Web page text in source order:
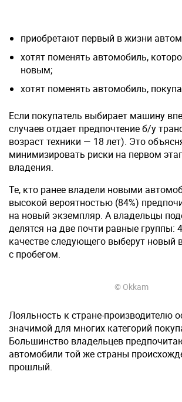
приобретают первый в жизни
хотят поменять автомобиль,
новым;
хотят поменять автомобиль,
Если покупатель выбирает машину
случаев отдает предпочтение б/у
возраст техники — 18 лет). Это
минимизировать риски на первом
владения.
Те, кто ранее владели новыми
высокой вероятностью (84%)
на новый экземпляр. А владельцы
делятся на две почти равные группы:
качестве следующего выберут новый
с пробегом.
© Okkam
Лояльность к стране-производителю
значимой для многих категорий
Большинство владельцев
автомобили той же страны
прошлый.